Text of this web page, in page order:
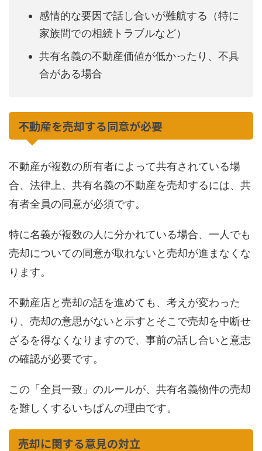
感情的な要因で話し合いが難航する（特に
家族間での相続トラブルなど）
共有名義の不動産価値が低かったり、不具
合がある場合
不動産を売却する同意が必要
不動産が複数の所有者によって共有されている場
合、法律上、共有名義の不動産を売却するには、共
有者全員の同意が必須です。
特に名義が複数の人に分かれている場合、一人でも
売却についての同意が取れないと売却が進まなくな
ります。
不動産店と売却の話を進めても、考えが変わった
り、売却の意思がないと示すとそこで売却を中断せ
ざるを得なくなりますので、事前の話し合いと意志
の確認が必要です。
この「全員一致」のルールが、共有名義物件の売却
を難しくするいちばんの理由です。
売却に関する意見の対立